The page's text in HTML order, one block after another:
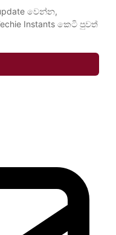
වෙන්න,
Instants කෙටි පුවත්